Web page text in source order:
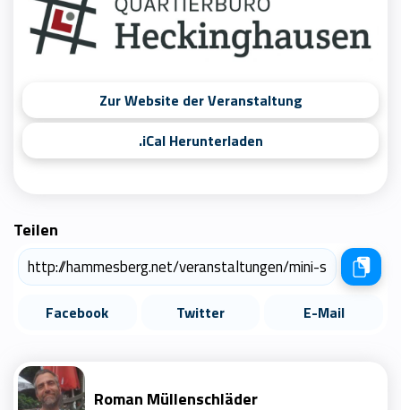
Zur Website der Veranstaltung
.iCal Herunterladen
Teilen
Facebook Twitter E-Mail
Roman Müllenschläder